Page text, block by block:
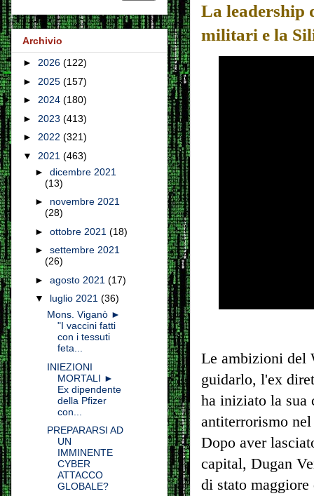
La leadership
militari e la
Le ambizioni del
guidarlo, l'ex
ha iniziato la sua
antiterrorismo
Dopo aver
capital, Dugan
di stato
Archivio
► 2026 (122)
► 2025 (157)
► 2024 (180)
► 2023 (413)
► 2022 (321)
▼ 2021 (463)
► dicembre 2021
(13)
► novembre 2021
(28)
► ottobre 2021 (18)
► settembre 2021
(26)
► agosto 2021 (17)
▼ luglio 2021 (36)
Mons. Viganò ►
"I vaccini fatti
con i tessuti
feta...
INIEZIONI
MORTALI ►
Ex dipendente
della Pfizer
con...
PREPARARSI AD
UN
IMMINENTE
CYBER
ATTACCO
GLOBALE?